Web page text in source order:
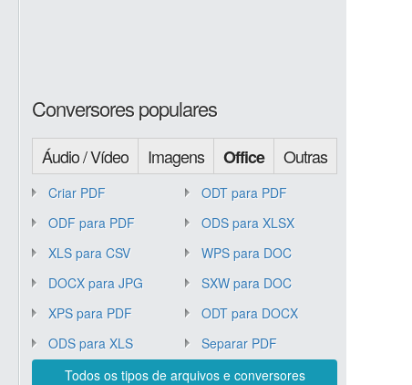
Conversores populares
Áudio / Vídeo Imagens Office Outras
Criar PDF
ODT para PDF
ODF para PDF
ODS para XLSX
XLS para CSV
WPS para DOC
DOCX para JPG
SXW para DOC
XPS para PDF
ODT para DOCX
ODS para XLS
Separar PDF
Todos os tipos de arquivos e conversores